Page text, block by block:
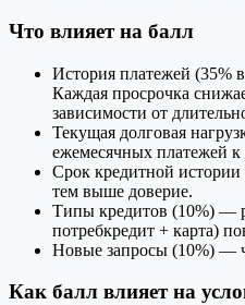
Что влияет на балл
История платежей (35%
Каждая просрочка
зависимости от
Текущая долговая
ежемесячных платежей к
Срок кредитной
тем выше доверие.
Типы кредитов (10%) —
потребкредит + карта)
Новые запросы (10%) —
Как балл влияет на